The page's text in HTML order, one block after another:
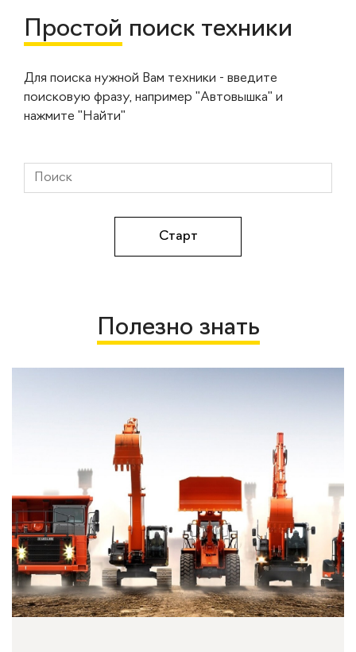
Простой поиск техники
Для поиска нужной Вам техники - введите
поисковую фразу, например "Автовышка" и
нажмите "Найти"
Полезно знать